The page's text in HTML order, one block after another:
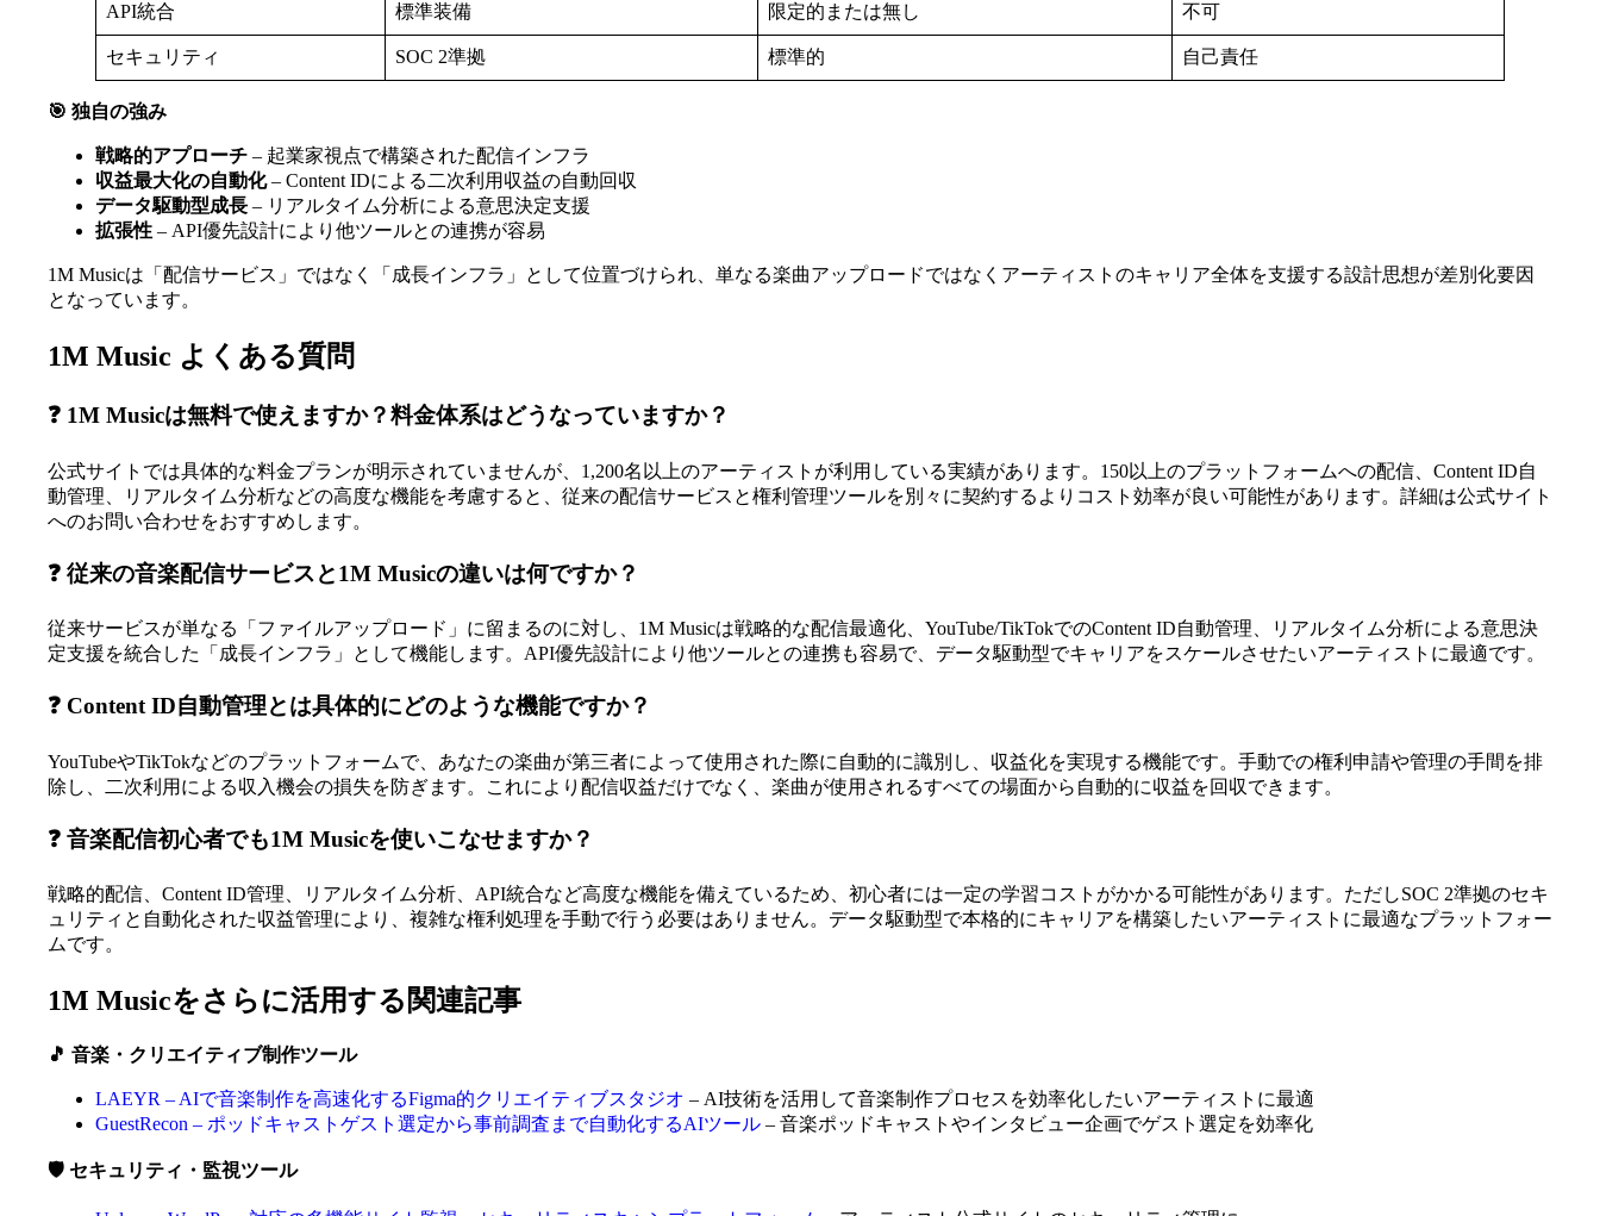
API統合 標準装備 限定的または無し 不可
セキュリティ SOC 2準拠 標準的 自己責任
🎯 独自の強み
戦略的アプローチ – 起業家視点で構築された配信インフラ
収益最大化の自動化– Content IDによる二次利用収益の自動回収
データ駆動型成長 – リアルタイム分析による意思決定支援
拡張性 – API優先設計により他ツールとの連携が容易
1M Musicは「配信サービス」ではなく「成長インフラ」として位置づけられ、単なる楽曲アップロードではなくアーティストのキャリア全体を支援する設計思想が差別化要因
となっています。
1M Music よくある質問
❓ 1M Musicは無料で使えますか？料金体系はどうなっていますか？
公式サイトでは具体的な料金プランが明示されていませんが、1,200名以上のアーティストが利用している実績があります。150以上のプラットフォームへの配信、Content ID自
動管理、リアルタイム分析などの高度な機能を考慮すると、従来の配信サービスと権利管理ツールを別々に契約するよりコスト効率が良い可能性があります。詳細は公式サイト
へのお問い合わせをおすすめします。
❓ 従来の音楽配信サービスと1M Musicの違いは何ですか？
従来サービスが単なる「ファイルアップロード」に留まるのに対し、1M Musicは戦略的な配信最適化、YouTube/TikTokでのContent ID自動管理、リアルタイム分析による意思決
定支援を統合した「成長インフラ」として機能します。API優先設計により他ツールとの連携も容易で、データ駆動型でキャリアをスケールさせたいアーティストに最適です。
❓ Content ID自動管理とは具体的にどのような機能ですか？
YouTubeやTikTokなどのプラットフォームで、あなたの楽曲が第三者によって使用された際に自動的に識別し、収益化を実現する機能です。手動での権利申請や管理の手間を排
除し、二次利用による収入機会の損失を防ぎます。これにより配信収益だけでなく、楽曲が使用されるすべての場面から自動的に収益を回収できます。
❓ 音楽配信初心者でも1M Musicを使いこなせますか？
戦略的配信、Content ID管理、リアルタイム分析、API統合など高度な機能を備えているため、初心者には一定の学習コストがかかる可能性があります。ただしSOC 2準拠のセキ
ュリティと自動化された収益管理により、複雑な権利処理を手動で行う必要はありません。データ駆動型で本格的にキャリアを構築したいアーティストに最適なプラットフォー
ムです。
1M Musicをさらに活用する関連記事
🎵 音楽・クリエイティブ制作ツール
LAEYR – AIで音楽制作を高速化するFigma的クリエイティブスタジオ – AI技術を活用して音楽制作プロセスを効率化したいアーティストに最適
GuestRecon – ポッドキャストゲスト選定から事前調査まで自動化するAIツール – 音楽ポッドキャストやインタビュー企画でゲスト選定を効率化
🛡️ セキュリティ・監視ツール